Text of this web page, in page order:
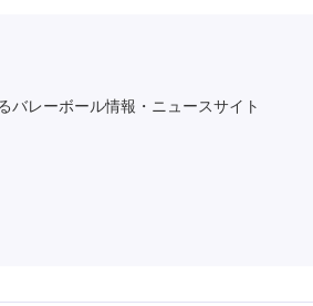
バレーボール情報・ニュースサイト